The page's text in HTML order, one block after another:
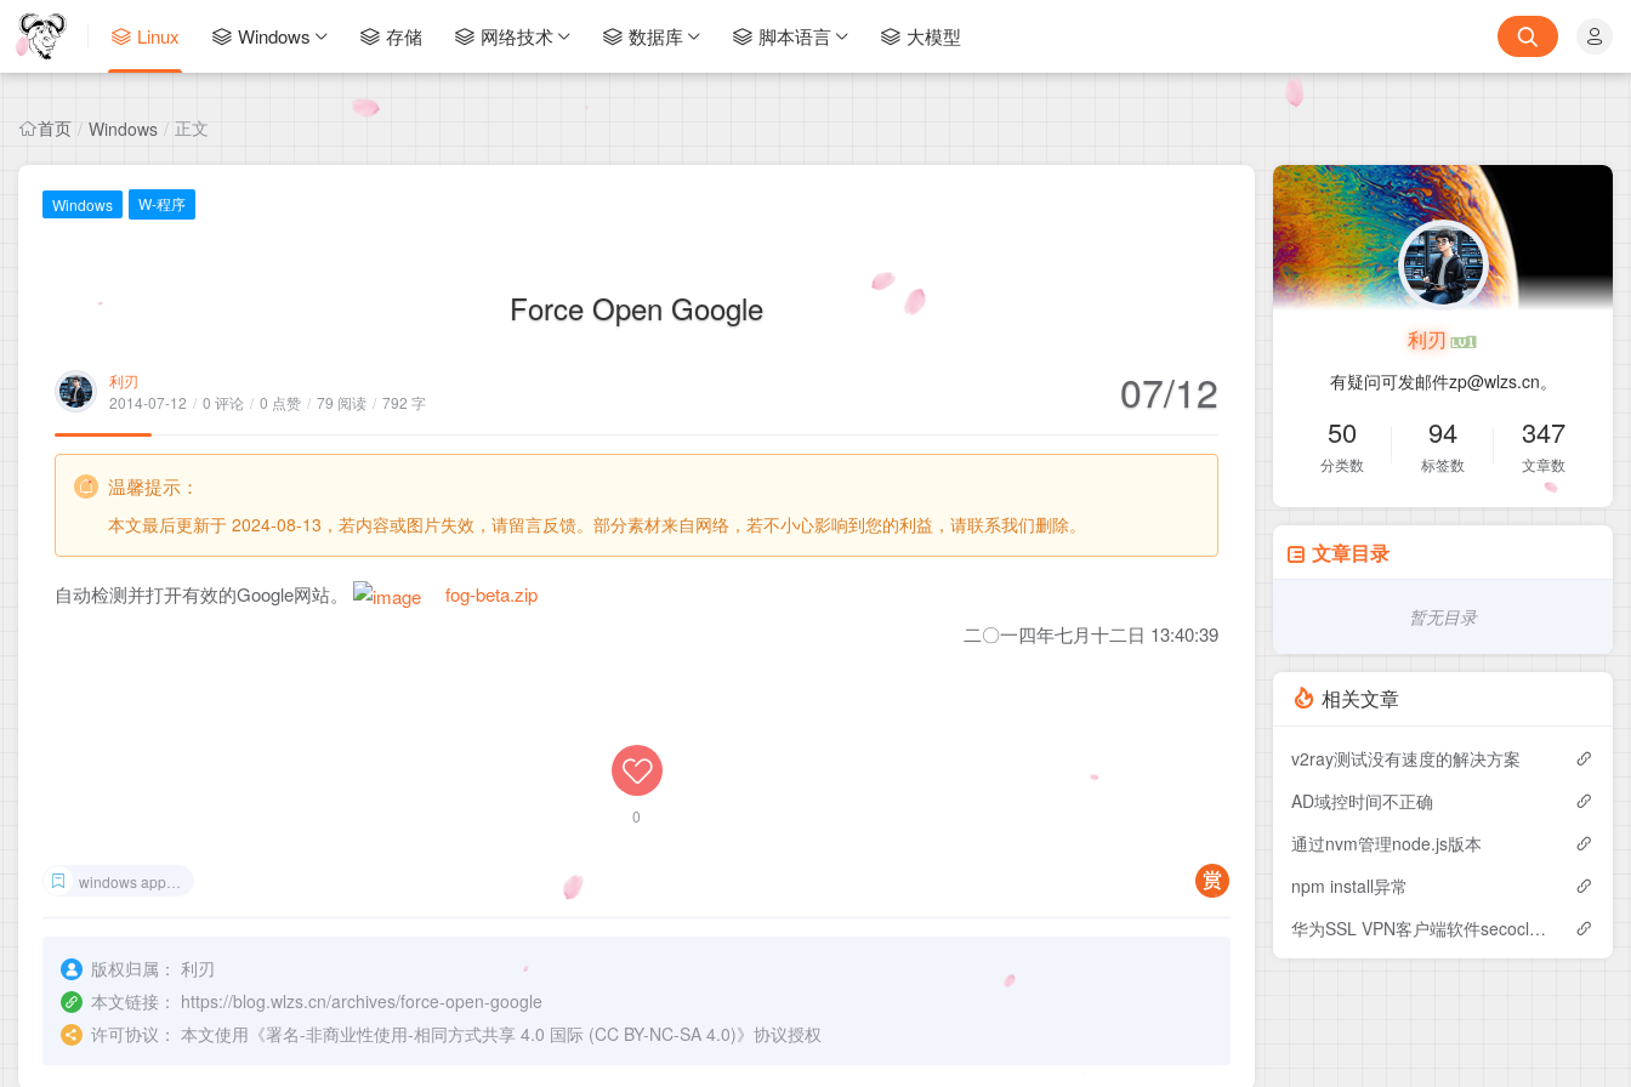
Linux Windows 存储 网络技术 数据库 脚本语言 大模型
首页 / Windows / 正文
Windows W-程序
Force Open Google
利刃
2014-07-12 / 0 评论 / 0 点赞 / 79 阅读 / 792 字 07/12
温馨提示：
本文最后更新于 2024-08-13，若内容或图片失效，请留言反馈。部分素材来自网络，若不小心影响到您的利益，请联系我们删除。
自动检测并打开有效的Google网站。
fog-beta.zip
二〇一四年七月十二日 13:40:39
0
windows application
版权归属： 利刃
本文链接： https://blog.wlzs.cn/archives/force-open-google
许可协议： 本文使用《署名-非商业性使用-相同方式共享 4.0 国际 (CC BY-NC-SA 4.0)》协议授权
利刃
有疑问可发邮件zp@wlzs.cn。
50
分类数
94
标签数
347
文章数
文章目录
暂无目录
相关文章
v2ray测试没有速度的解决方案
AD域控时间不正确
通过nvm管理node.js版本
npm install异常
华为SSL VPN客户端软件secoclient软件变更问题